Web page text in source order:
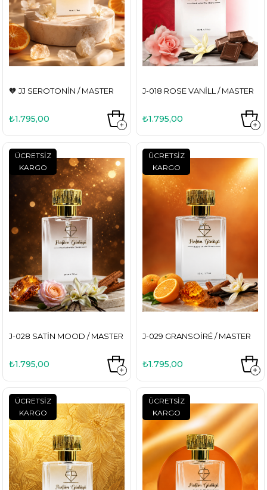
🧡 JJ SEROTONİN / MASTER
₺1.795,00
J-018 ROSE VANILL / MASTER
₺1.795,00
J-028 SATIN MOOD / MASTER
₺1.795,00
ÜCRETSIZ
KARGO
J-029 GRANSOIRÉ / MASTER
₺1.795,00
ÜCRETSIZ
KARGO
ÜCRETSIZ
KARGO
ÜCRETSIZ
KARGO